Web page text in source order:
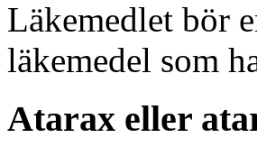
Läkemedlet bör
läkemedel som
Atarax eller